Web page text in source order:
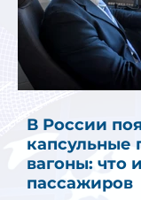
В России
капсульные
вагоны: что
пассажиров